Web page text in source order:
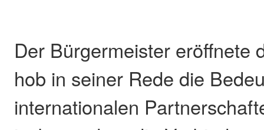
Der Bürgermeister eröffnete
hob in seiner Rede die
internationalen